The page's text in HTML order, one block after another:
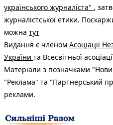
українського журналіста" ,
журналістської етики.
можна тут
Видання є членом Асоціації
України та Всесвітньої
Матеріали з позначками
"Реклама" та "Партнерський
реклами.